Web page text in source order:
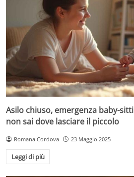
Asilo chiuso, emergenza baby-
non sai dove lasciare il piccolo
Romana Cordova 23 Maggio 2025
Leggi di più